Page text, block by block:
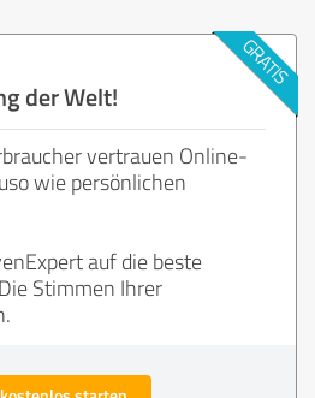
der Welt!
vertrauen Online-
wie persönlichen
auf die beste
Stimmen Ihrer